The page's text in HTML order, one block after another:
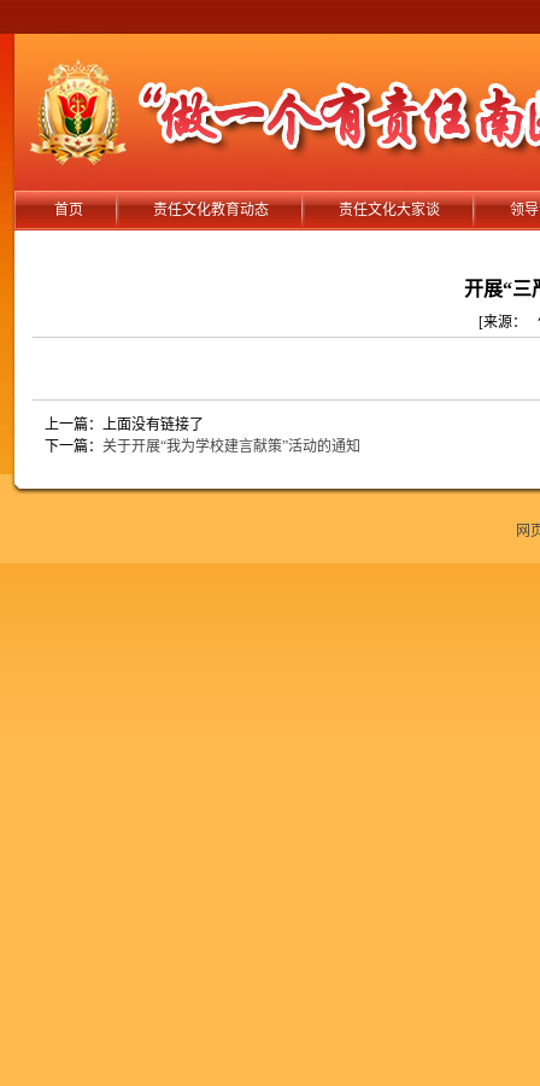
首页 责任文化教育动态 责任文化大家谈 领
开展“三
[来源：
上一篇：上面没有链接了
下一篇： 关于开展“我为学校建言献策”活动的通知
网